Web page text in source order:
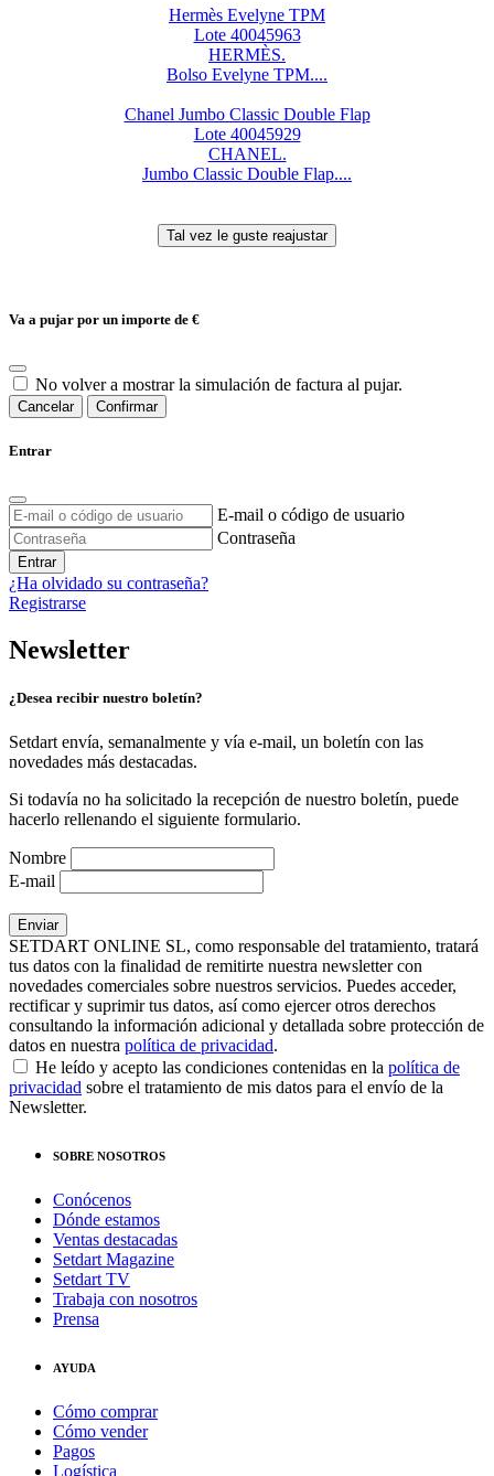
Hermès Evelyne TPM
Lote 40045963
HERMÈS.
Bolso Evelyne TPM....
Chanel Jumbo Classic Double Flap
Lote 40045929
CHANEL.
Jumbo Classic Double Flap....
Va a pujar por un importe de €
No volver a mostrar la simulación de factura al pujar.
Cancelar Confirmar
Entrar
E-mail o código de usuario
Contraseña
Entrar
¿Ha olvidado su contraseña?
Registrarse
Newsletter
¿Desea recibir nuestro boletín?
Setdart envía, semanalmente y vía e-mail, un boletín con las
novedades más destacadas.
Si todavía no ha solicitado la recepción de nuestro boletín, puede
hacerlo rellenando el siguiente formulario.
Nombre
E-mail
SETDART ONLINE SL, como responsable del tratamiento, tratará
tus datos con la finalidad de remitirte nuestra newsletter con
novedades comerciales sobre nuestros servicios. Puedes acceder,
rectificar y suprimir tus datos, así como ejercer otros derechos
consultando la información adicional y detallada sobre protección de
datos en nuestra política de privacidad.
He leído y acepto las condiciones contenidas en la política de
privacidad sobre el tratamiento de mis datos para el envío de la
Newsletter.
SOBRE NOSOTROS
Conócenos
Dónde estamos
Ventas destacadas
Setdart Magazine
Setdart TV
Trabaja con nosotros
Prensa
AYUDA
Cómo comprar
Cómo vender
Pagos
Logística